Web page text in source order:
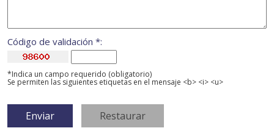
Código de validación *:
*Indica un campo requerido (obligatorio)
Se permiten las siguientes etiquetas en el mensaje <b> <i> <u>